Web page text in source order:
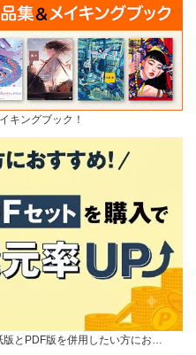
キングブック！
版とPDF版を併用したい方にお…